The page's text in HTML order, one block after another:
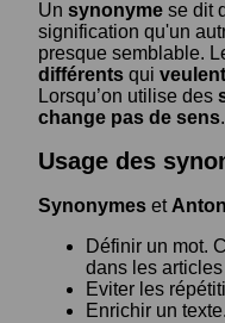
Un synonyme se dit
signification qu'un
presque semblable.
différents qui
Lorsqu’on utilise des
change pas de sens.
Usage des
Synonymes et
Définir un mot.
dans les
Eviter les
Enrichir un texte.